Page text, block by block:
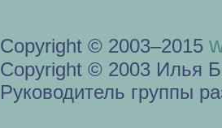
Copyright © 2003–2015
Copyright © 2003 Илья
Руководитель группы